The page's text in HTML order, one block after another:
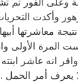
وأكدت
معاشرتها
المرة
انه عاشر
يعرف أمر الحمل